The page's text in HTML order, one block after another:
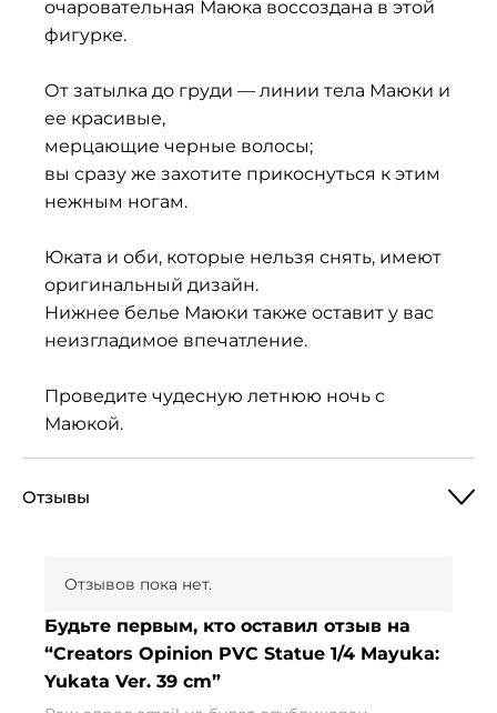
очаровательная Маюка воссоздана в этой
фигурке.
От затылка до груди — линии тела Маюки и
ее красивые,
мерцающие черные волосы;
вы сразу же захотите прикоснуться к этим
нежным ногам.
Юката и оби, которые нельзя снять, имеют
оригинальный дизайн.
Нижнее белье Маюки также оставит у вас
неизгладимое впечатление.
Проведите чудесную летнюю ночь с
Маюкой.
Отзывы
Отзывов пока нет.
Будьте первым, кто оставил отзыв на
“Creators Opinion PVC Statue 1/4 Mayuka:
Yukata Ver. 39 cm”